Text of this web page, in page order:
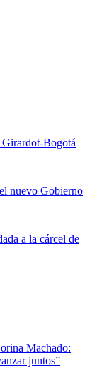
Bogotá
nuevo Gobierno
a la cárcel de
Machado:
juntos”